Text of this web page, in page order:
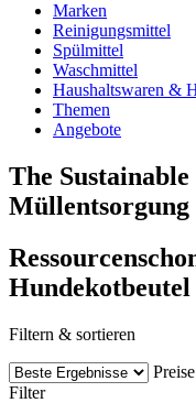
Marken
Reinigungsmittel
Spülmittel
Waschmittel
Haushaltswaren &
Themen
Angebote
The
Müllentsorgung
Hundekotbeutel
Filtern & sortieren
Preise
Filter